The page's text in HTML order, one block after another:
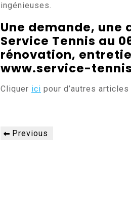
ingénieuses.
Une demande, une
Service Tennis au
rénovation,
www.service-
Cliquer ici pour d’autres articles
Navigation
de
Previous
Previous